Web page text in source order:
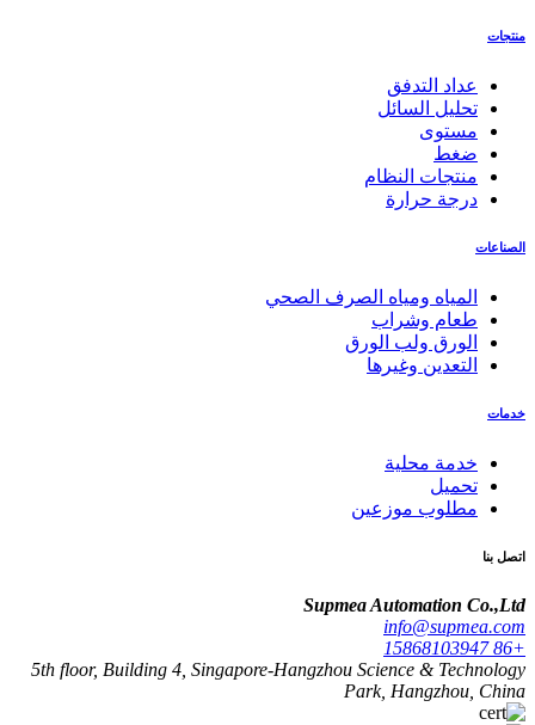
منتجات
عداد التدفق
تحليل السائل
مستوى
ضغط
منتجات النظام
درجة حرارة
الصناعات
المياه ومياه الصرف الصحي
طعام وشراب
الورق ولب الورق
التعدين وغيرها
خدمات
خدمة محلية
تحميل
مطلوب موزعين
اتصل بنا
Supmea Automation Co.,Ltd
info@supmea.com
+86 15868103947
5th floor, Building 4, Singapore-Hangzhou Science & Technology
Park, Hangzhou, China